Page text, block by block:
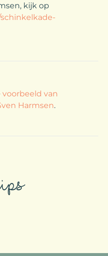
kijk op
voorbeeld van
Harmsen.